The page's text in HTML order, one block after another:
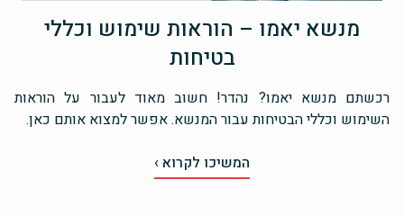
מנשא יאמו – הוראות שימוש וכללי
בטיחות
רכשתם מנשא יאמו? נהדר! חשוב מאוד לעבור על הוראות
השימוש וכללי הבטיחות עבור המנשא. אפשר למצוא אותם כאן.
המשיכו לקרוא ›